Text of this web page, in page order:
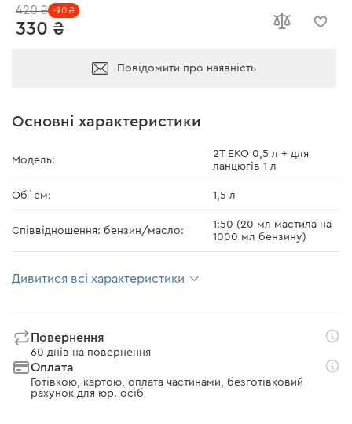
330 ₴
420 ₴ -90 ₴
Повідомити про наявність
Основні характеристики
Модель:
2Т ЕКО 0,5 л + для
ланцюгів 1 л
Об`єм: 1,5 л
Співвідношення: бензин/масло:
1:50 (20 мл мастила на
1000 мл бензину)
Дивитися всі характеристики
Повернення
60 днів на повернення
Оплата
Готівкою, картою, оплата частинами, безготівковий
рахунок для юр. осіб